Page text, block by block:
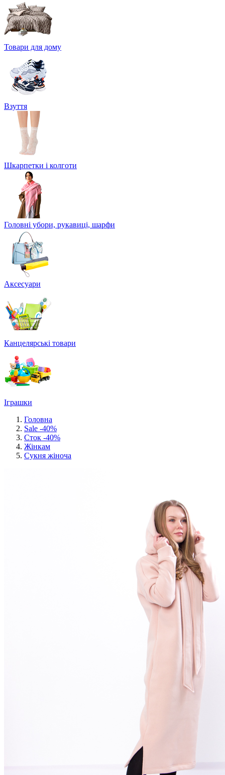
Товари для дому
Взуття
Шкарпетки і колготи
Головні убори, рукавиці, шарфи
Аксесуари
Канцелярські товари
Іграшки
Головна
Sale -40%
Сток -40%
Жінкам
Сукня жіноча